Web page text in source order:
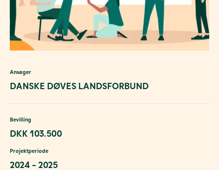
Ansøger
DANSKE DØVES LANDSFORBUND
Bevilling
DKK 103.500
Projektperiode
2024 - 2025